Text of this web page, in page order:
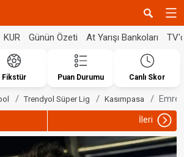
KUR Günün Özeti At Yarışı Bankoları
Fikstür Puan Durumu Canlı Skor
Trendyol Süper Lig Kasımpasa Emre
İleri